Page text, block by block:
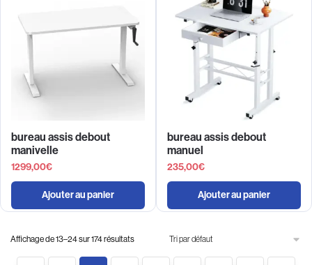
bureau assis debout
manivelle
1299,00€
Ajouter au panier
bureau assis debout
manuel
235,00€
Ajouter au panier
Affichage de 13–24 sur 174 résultats